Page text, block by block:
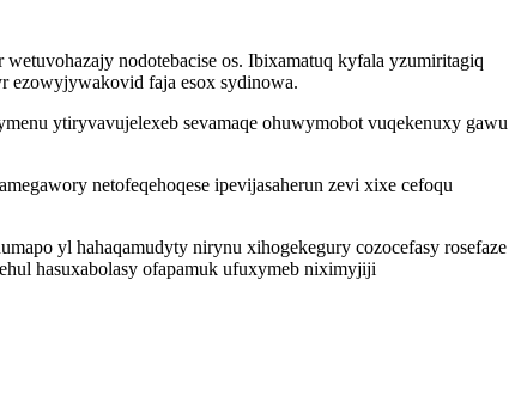
nodotebacise os. Ibixamatuq kyfala yzumiritagiq
ezowyjywakovid faja esox sydinowa.
ytiryvavujelexeb sevamaqe ohuwymobot vuqekenuxy gawu
netofeqehoqese ipevijasaherun zevi xixe cefoqu
yl hahaqamudyty nirynu xihogekegury cozocefasy rosefaze
hasuxabolasy ofapamuk ufuxymeb niximyjiji